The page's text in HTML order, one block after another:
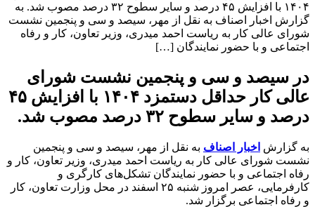
۱۴۰۴ با افزایش ۴۵ درصد و سایر سطوح ۳۲ درصد مصوب شد. به
گزارش اخبار اصناف به نقل از مهر، سیصد و سی و پنجمین نشست
شورای عالی کار به ریاست احمد میدری، وزیر تعاون، کار و رفاه
اجتماعی و با حضور نمایندگان […]
در سیصد و سی و پنجمین نشست شورای
عالی کار حداقل دستمزد ۱۴۰۴ با افزایش ۴۵
درصد و سایر سطوح ۳۲ درصد مصوب شد.
به گزارش اخبار اصناف به نقل از مهر، سیصد و سی و پنجمین
نشست شورای عالی کار به ریاست احمد میدری، وزیر تعاون، کار و
رفاه اجتماعی و با حضور نمایندگان تشکل‌های کارگری و
کارفرمایی، عصر امروز شنبه ۲۵ اسفند در محل وزارت تعاون، کار
و رفاه اجتماعی برگزار شد.